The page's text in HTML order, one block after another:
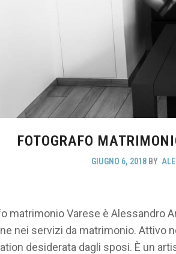
FOTOGRAFO
GIUGNO 6, 2018 BY
matrimonio Varese è Alessandro
nei servizi da matrimonio. Attivo
desiderata dagli sposi. È un